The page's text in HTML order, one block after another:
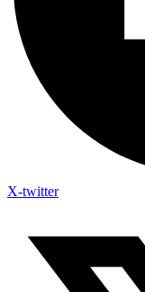
X-twitter